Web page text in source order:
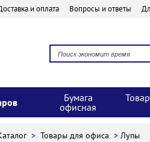
и оплата Вопросы и ответы
Бумага
офисная
> Товары для офиса > Лупы